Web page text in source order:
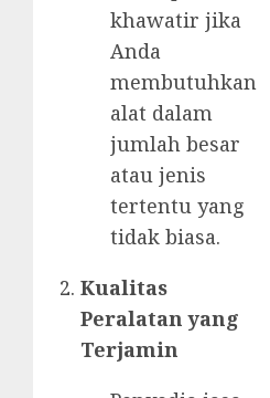
khawatir jika
Anda
membutuhkan
alat dalam
jumlah besar
atau jenis
tertentu yang
tidak biasa.
Kualitas
Peralatan yang
Terjamin